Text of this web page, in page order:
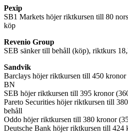
Pexip
SB1 Markets höjer riktkursen till 80
köp
Revenio Group
SEB sänker till behåll (köp), riktkurs
Sandvik
Barclays höjer riktkursen till 450
BN
SEB höjer riktkursen till 395 kronor
Pareto Securities höjer riktkursen till
behåll
Oddo höjer riktkursen till 380 kronor
Deutsche Bank höjer riktkursen till 424